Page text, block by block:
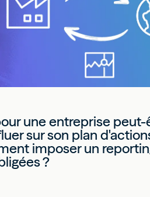
une entreprise
sur son plan
imposer un
?